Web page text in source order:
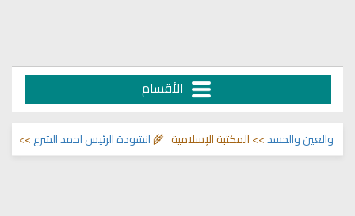
الأقسام
انشودة الرئيس احمد الشرع>> اناشيد والحسد>> المكتبة الإسلامية 🌾